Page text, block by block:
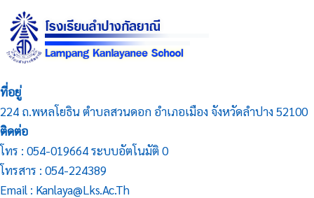
ที่อยู่
224 ถ.พหลโยธิน ตำบลสวนดอก อำเภอเมือง จังหวัดลำปาง 52100
ติดต่อ
โทร : 054-019664 ระบบอัตโนมัติ 0
โทรสาร : 054-224389
Email : Kanlaya@lks.ac.th